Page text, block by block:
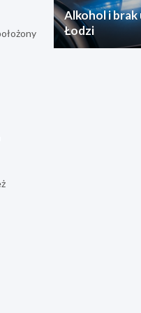
Alkohol i brak
Łodzi